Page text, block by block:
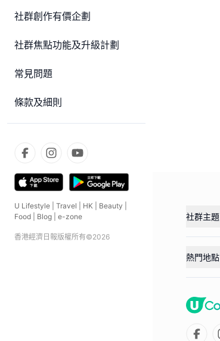
社群創作有價企劃
社群焦點功能及升級計劃
常見問題
條款及細則
U Lifestyle Travel HK Beauty
Food
Blog e-zone
香港經濟日報版權所有©2026
社群主題
熱門地點